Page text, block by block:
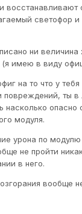
восстанавливают
светофор
ни величина
имею в виду
на то что у
повреждений, ты
насколько
модуля.
урона по
не пройти
в него.
вообще